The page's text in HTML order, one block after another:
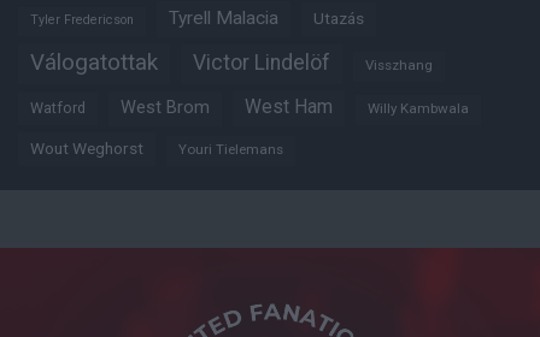
Tyler Fredericson Tyrell Malacia Utazás
Válogatottak Victor Lindelöf Visszhang
Watford West Brom West Ham Willy Kambwala
Wout Weghorst Youri Tielemans